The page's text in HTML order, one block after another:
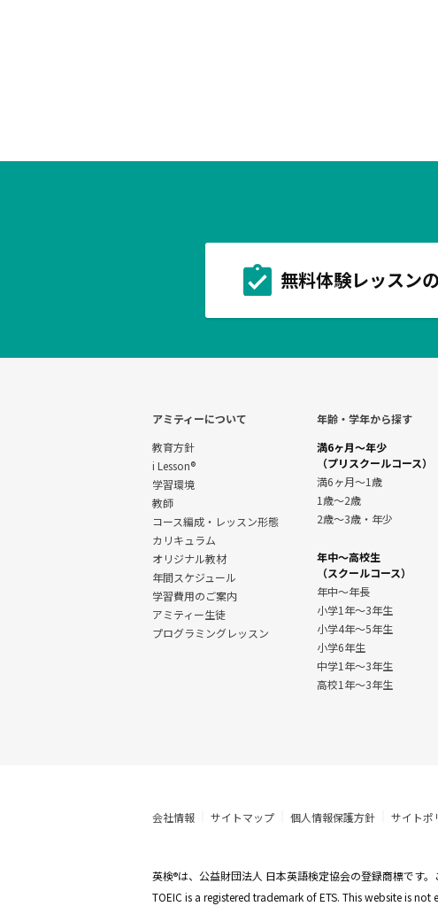
無料体験レッスン
アミティーについて
教育方針
i Lesson®
学習環境
教師
コース編成・レッスン形態
カリキュラム
オリジナル教材
年間スケジュール
学習費用のご案内
アミティー生徒
プログラミングレッスン
年齢・学年から探す
満6ヶ月～年少
（プリスクールコース）
満6ヶ月～1歳
1歳～2歳
2歳～3歳・年少
年中～高校生
（スクールコース）
年中～年長
小学1年～3年生
小学4年～5年生
小学6年生
中学1年〜3年生
高校1年〜3年生
会社情報 サイトマップ 個人情報保護方針 サイトポ
英検®は、公益財団法人 日本英語検定協会の登録商標です
TOEIC is a registered trademark of ETS. This website is not